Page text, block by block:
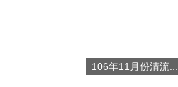
106年11月份清流...